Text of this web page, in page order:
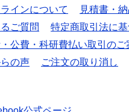
インについて
見積書・
ご質問
特定商取引法に
公費・科研費払い取引のご
の声 ご注文の取り消し